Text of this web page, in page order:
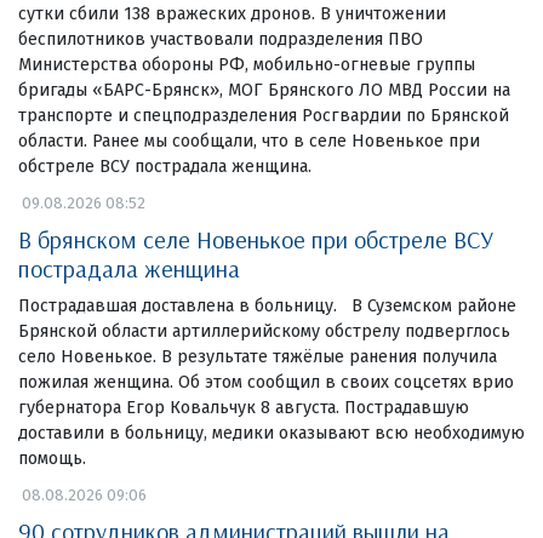
сутки сбили 138 вражеских дронов. В уничтожении
беспилотников участвовали подразделения ПВО
Министерства обороны РФ, мобильно-огневые группы
бригады «БАРС-Брянск», МОГ Брянского ЛО МВД России на
транспорте и спецподразделения Росгвардии по Брянской
области. Ранее мы сообщали, что в селе Новенькое при
обстреле ВСУ пострадала женщина.
09.08.2026 08:52
В брянском селе Новенькое при обстреле ВСУ
пострадала женщина
Пострадавшая доставлена в больницу. В Суземском районе
Брянской области артиллерийскому обстрелу подверглось
село Новенькое. В результате тяжёлые ранения получила
пожилая женщина. Об этом сообщил в своих соцсетях врио
губернатора Егор Ковальчук 8 августа. Пострадавшую
доставили в больницу, медики оказывают всю необходимую
помощь.
08.08.2026 09:06
90 сотрудников администраций вышли на